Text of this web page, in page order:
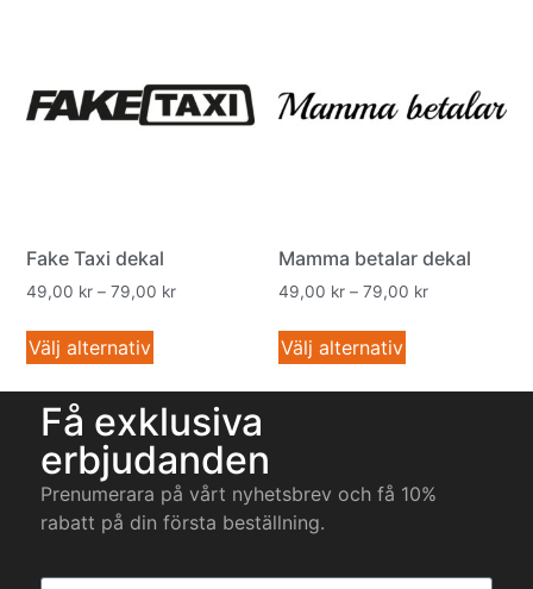
Fake Taxi dekal
49,00 kr – 79,00 kr
Välj alternativ
Mamma betalar dekal
49,00 kr – 79,00 kr
Välj alternativ
Få exklusiva
erbjudanden
Prenumerara på vårt nyhetsbrev och få 10%
rabatt på din första beställning.